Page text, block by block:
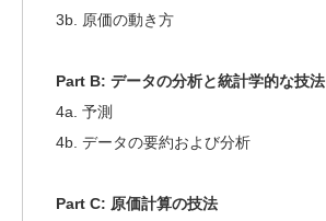
3b. 原価の動き方
Part B: データの分析と統計学的な技法
4a. 予測
4b. データの要約および分析
Part C: 原価計算の技法